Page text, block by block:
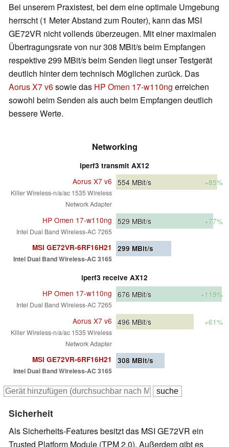
Bei unserem Praxistest, bei dem eine optimale Umgebung
herrscht (1 Meter Abstand zum Router), kann das MSI
GE72VR nicht vollends überzeugen. Mit einer maximalen
Übertragungsrate von nur 308 MBit/s beim Empfangen
respektive 299 MBit/s beim Senden liegt unser Testgerät
deutlich hinter dem technisch Möglichen zurück. Das
Aorus X7 v6sowie das HP Omen 17-w110ng erreichen
sowohl beim Senden als auch beim Empfangen deutlich
bessere Werte.
Networking
iperf3 transmit AX12
Aorus X7 v6
Killer Wireless-n/a/ac 1535 Wireless
Network Adapter
554 MBit/s +85%
HP Omen 17-w110ng
Intel Dual Band Wireless-AC 7265
529 MBit/s +77%
MSI GE72VR-6RF16H21
Intel Dual Band Wireless-AC 3165
299 MBit/s
iperf3 receive AX12
HP Omen 17-w110ng
Intel Dual Band Wireless-AC 7265
676 MBit/s +119%
Aorus X7 v6
Killer Wireless-n/a/ac 1535 Wireless
Network Adapter
496 MBit/s +61%
MSI GE72VR-6RF16H21
Intel Dual Band Wireless-AC 3165
308 MBit/s
Sicherheit
Als Sicherheits-Features besitzt das MSI GE72VR ein
Trusted Platform Module (TPM 2.0). Außerdem gibt es